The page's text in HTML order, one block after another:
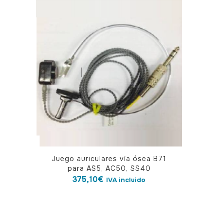
Juego auriculares vía ósea B71
para AS5, AC50, SS40
375,10€ IVA incluido